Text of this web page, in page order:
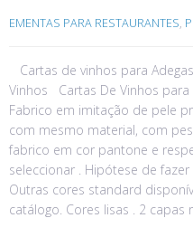
EMENTAS PARA RESTAURANTES,
Cartas de vinhos para
Vinhos Cartas De Vinhos
Fabrico em imitação de pele
com mesmo material, com
fabrico em cor pantone e
seleccionar . Hipótese de
Outras cores standard
catálogo. Cores lisas . 2 capas